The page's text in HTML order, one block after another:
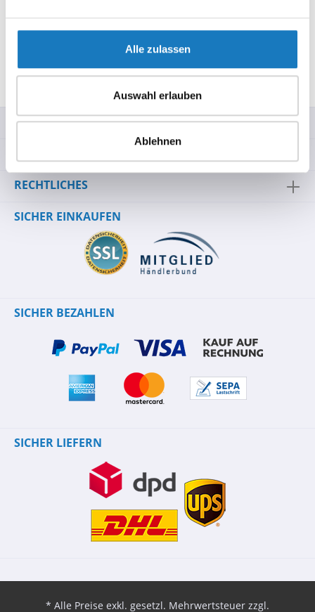
Alle zulassen
Auswahl erlauben
Ablehnen
Technische Daten
Bewertungen
SERVICE-HOTLINE
RECHTLICHES
SICHER EINKAUFEN
SICHER BEZAHLEN
SICHER LIEFERN
* Alle Preise exkl. gesetzl. Mehrwertsteuer zzgl.